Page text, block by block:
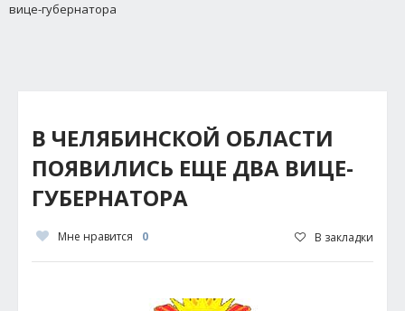
вице-губернатора
В ЧЕЛЯБИНСКОЙ ОБЛАСТИ
ПОЯВИЛИСЬ ЕЩЕ ДВА ВИЦЕ-
ГУБЕРНАТОРА
Мне нравится 0 В закладки